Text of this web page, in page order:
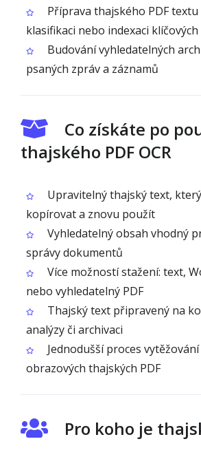
Příprava thajského PDF
klasifikaci nebo indexaci
Budování vyhledatelných
psaných zpráv a záznamů
Co získáte po
thajského PDF OCR
Upravitelný thajský text,
kopírovat a znovu použít
Vyhledatelný obsah vhodný
správy dokumentů
Více možností stažení: text,
nebo vyhledatelný PDF
Thajský text připravený na
analýzy či archivaci
Jednodušší proces
obrazových thajských PDF
Pro koho je